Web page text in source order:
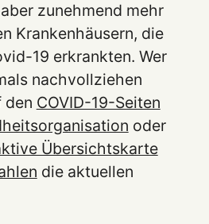
zunehmend mehr
Krankenhäusern, die
19 erkrankten. Wer
nachvollziehen
den COVID-19-Seiten
oder
Übersichtskarte
die aktuellen